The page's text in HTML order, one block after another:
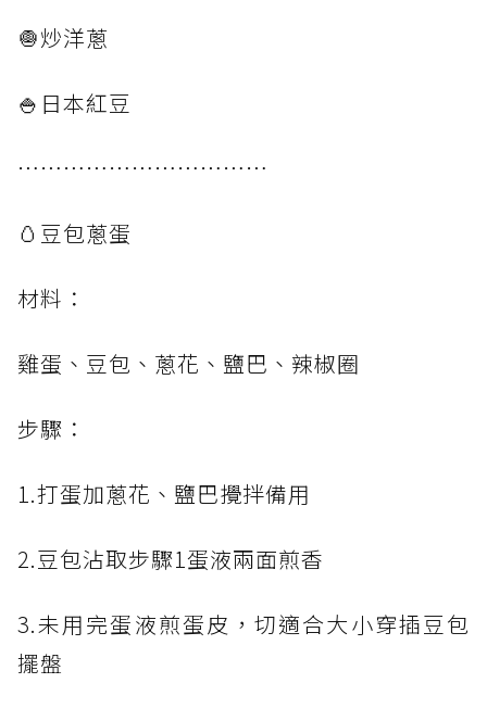
🧅炒洋蔥
🍚日本紅豆
⋯⋯⋯⋯⋯⋯⋯⋯⋯⋯⋯
🥚豆包蔥蛋
材料：
雞蛋、豆包、蔥花、鹽巴、辣椒圈
步驟：
1.打蛋加蔥花、鹽巴攪拌備用
2.豆包沾取步驟1蛋液兩面煎香
3.未用完蛋液煎蛋皮，切適合大小穿插豆包
擺盤